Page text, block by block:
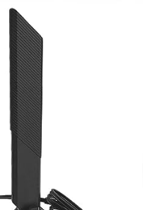
optimale même dans
étage)
d'accès ou routeur
WiFi facilement
x 9,3 cm (largeur) x 8,3